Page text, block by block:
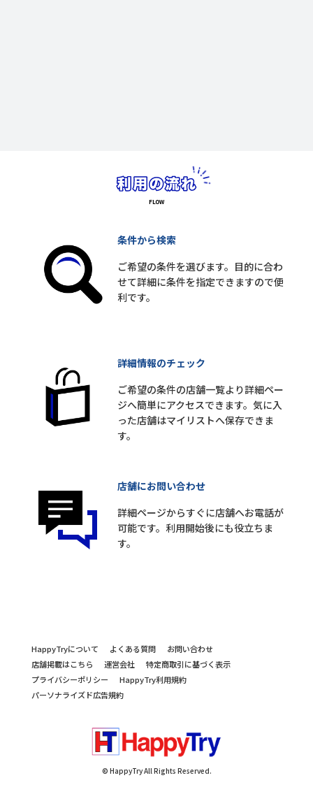
条件から検索
ご希望の条件を選びます。目的に合わ
せて詳細に条件を指定できますので便
利です。
詳細情報のチェック
ご希望の条件の店舗一覧より詳細ペー
ジへ簡単にアクセスできます。気に入
った店舗はマイリストへ保存できま
す。
店舗にお問い合わせ
詳細ページからすぐに店舗へお電話が
可能です。利用開始後にも役立ちま
す。
HappyTryについて よくある質問
お問い合わせ
店舗掲載はこちら
運営会社
特定商取引に基づく表示
プライバシーポリシー
HappyTry利用規約
パーソナライズド広告規約
© HappyTry All Rights Reserved.